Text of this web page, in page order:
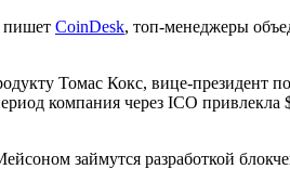
пишет CoinDesk, топ-менеджеры
Томас Кокс, вице-президент
компания через ICO привлекла
займутся разработкой